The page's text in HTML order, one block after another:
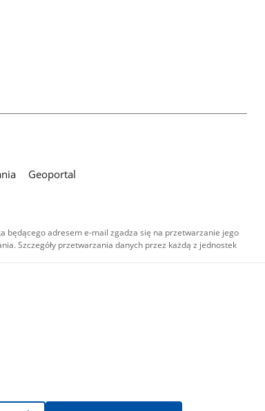
Geoportal
będącego adresem e-mail zgadza się na przetwarzanie jego
Szczegóły przetwarzania danych przez każdą z jednostek